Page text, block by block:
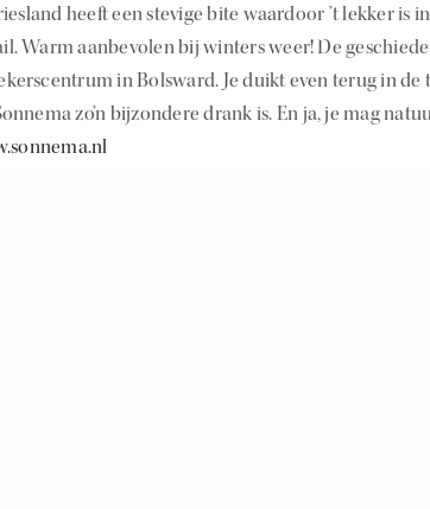
heeft een stevige bite waardoor ’t lekker is
Warm aanbevolen bij winters weer! De
in Bolsward. Je duikt even terug in
zo’n bijzondere drank is. En ja, je mag